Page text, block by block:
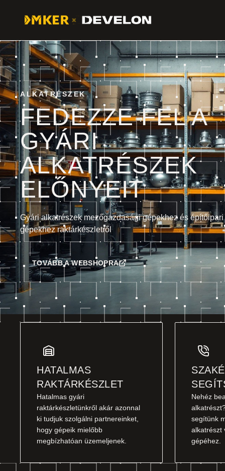
ALKATRÉSZEK
FEDEZZE FEL A
GYÁRI
ALKATRÉSZEK
ELŐNYEIT
Gyári alkatrészek mezőgazdasági gépekhez és építőipari
gépekhez raktárkészletről
TOVÁBB A WEBSHOPRA
HATALMAS
RAKTÁRKÉSZLET
Hatalmas gyári
raktárkészletünkről akár azonnal
ki tudjuk szolgálni partnereinket,
hogy gépeik mielőbb
megbízhatóan üzemeljenek.
Nehéz
segítünk
alkatrészt
gépéhez.